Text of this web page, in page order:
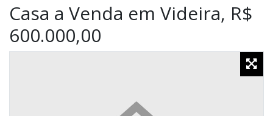
Casa a Venda em Videira, R$
600.000,00